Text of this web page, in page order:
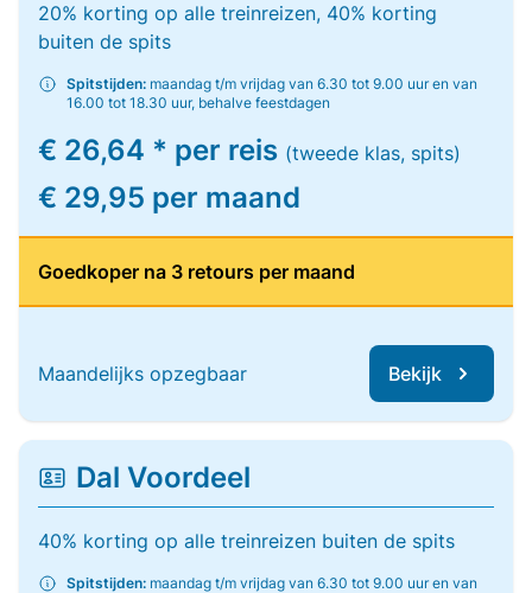
20% korting op alle treinreizen, 40% korting
buiten de spits
Spitstijden: maandag t/m vrijdag van 6.30 tot 9.00 uur en van
16.00 tot 18.30 uur, behalve feestdagen
€ 26,64 * per reis (tweede klas, spits)
€ 29,95 per maand
Goedkoper na 3 retours per maand
Maandelijks opzegbaar Bekijk
Dal Voordeel
40% korting op alle treinreizen buiten de spits
Spitstijden: maandag t/m vrijdag van 6.30 tot 9.00 uur en van